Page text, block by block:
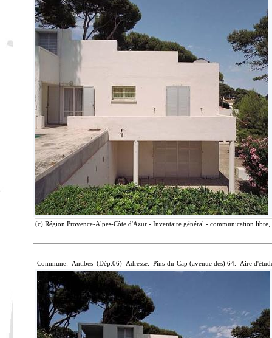
(c) Région Provence-Alpes-Côte d'Azur - Inventaire général - communication
Commune: Antibes (Dép.06) Adresse: Pins-du-Cap (avenue des) 64. Aire